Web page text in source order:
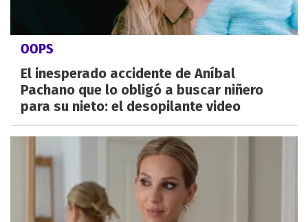
OOPS
El inesperado accidente de Aníbal
Pachano que lo obligó a buscar niñero
para su nieto: el desopilante video